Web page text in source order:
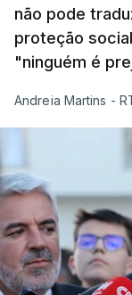
não pode
proteção
"ninguém é
Andreia Martins -